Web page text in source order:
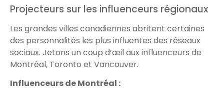
Projecteurs sur les influenceurs régionaux
Les grandes villes canadiennes abritent certaines
des personnalités les plus influentes des réseaux
sociaux. Jetons un coup d’œil aux influenceurs de
Montréal, Toronto et Vancouver.
Influenceurs de Montréal :